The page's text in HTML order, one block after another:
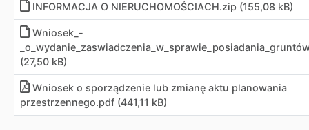
INFORMACJA O NIERUCHOMOŚCIACH.zip (155,08 kB)
Wniosek_-
(27,50 kB)
Wniosek o sporządzenie lub zmianę aktu planowania
przestrzennego.pdf (441,11 kB)